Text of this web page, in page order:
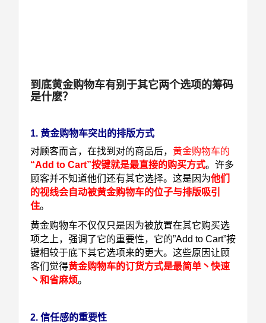
到底黄金购物车有别于其它两个选项的筹码
是什麽？
1. 黄金购物车突出的排版方式
对顾客而言，在找到对的商品后， 黄金购物车的
“Add to Cart”按键就是最直接的购买方式。许多
顾客并不知道他们还有其它选择。这是因为他们
的视线会自动被黄金购物车的位子与排版吸引
住。
黄金购物车不仅仅只是因为被放置在其它购买选
项之上，强调了它的重要性，它的”Add to Cart”按
键相较于底下其它选项来的更大。这些原因让顾
客们觉得黄金购物车的订货方式是最简单丶快速
丶和省麻烦。
2. 信任感的重要性